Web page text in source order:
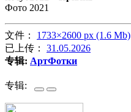
Фото 2021
文件： 1733×2600 px (1.6 Mb)
已上传： 31.05.2026
专辑: АртФотки
专辑: